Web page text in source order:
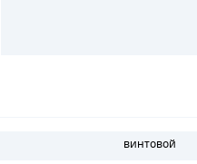
винтовой